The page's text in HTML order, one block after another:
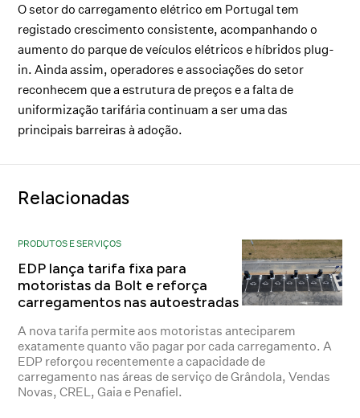
O setor do carregamento elétrico em Portugal tem
registado crescimento consistente, acompanhando o
aumento do parque de veículos elétricos e híbridos plug-
in. Ainda assim, operadores e associações do setor
reconhecem que a estrutura de preços e a falta de
uniformização tarifária continuam a ser uma das
principais barreiras à adoção.
Relacionadas
PRODUTOS E SERVIÇOS
EDP lança tarifa fixa para
motoristas da Bolt e reforça
carregamentos nas autoestradas
A nova tarifa permite aos motoristas anteciparem
exatamente quanto vão pagar por cada carregamento. A
EDP reforçou recentemente a capacidade de
carregamento nas áreas de serviço de Grândola, Vendas
Novas, CREL, Gaia e Penafiel.